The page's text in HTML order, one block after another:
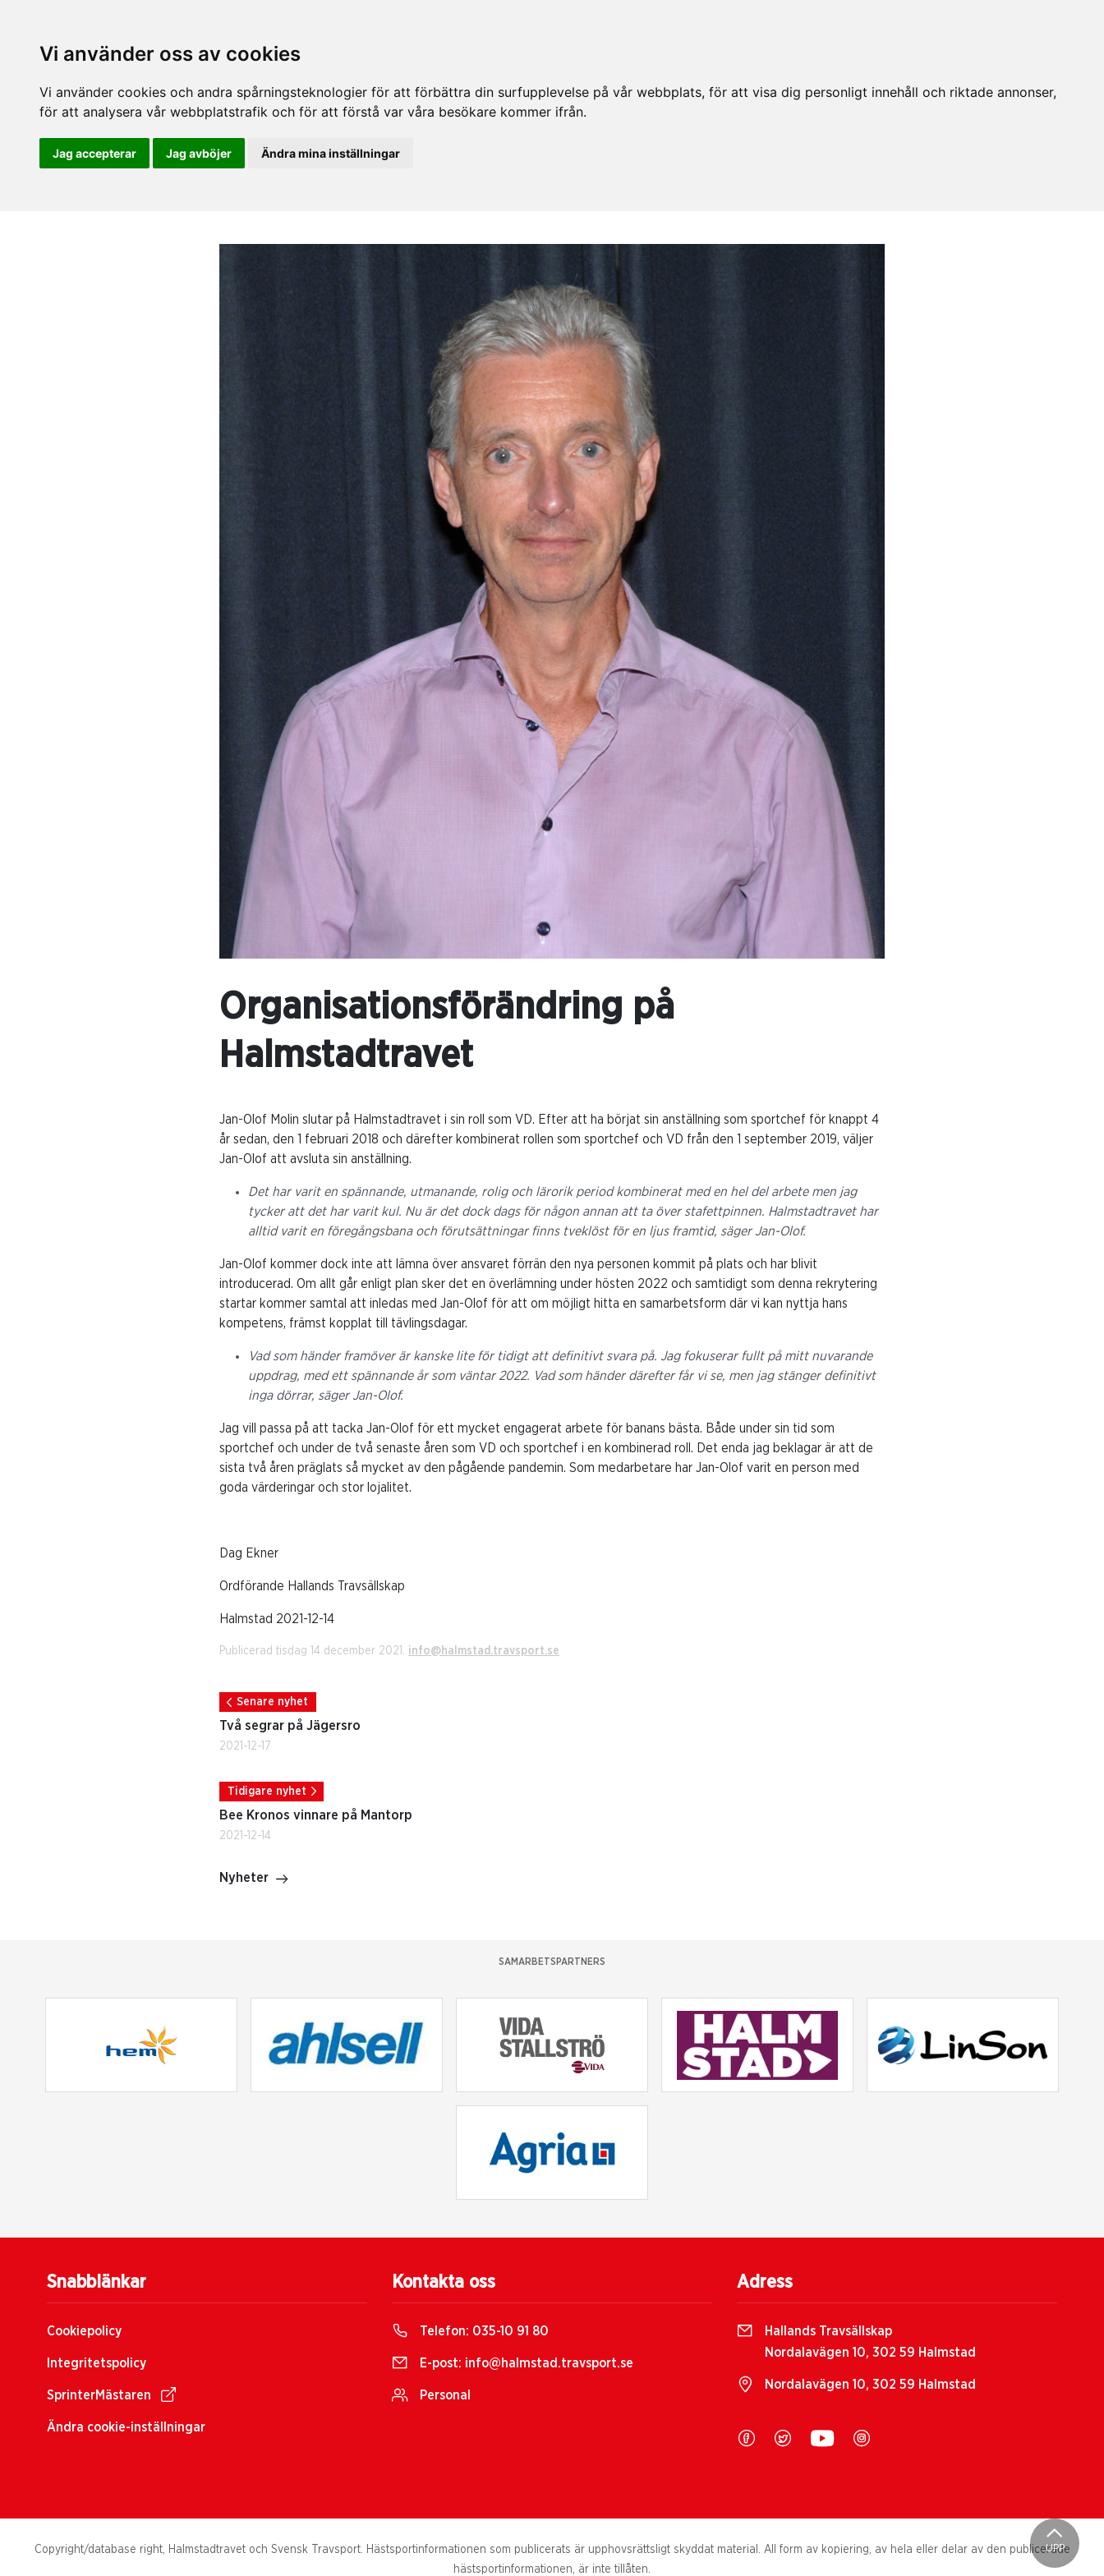
Vi använder oss av cookies
Vi använder cookies och andra spårningsteknologier för att förbättra din surfupplevelse på vår webbplats, för att visa dig personligt innehåll och riktade annonser,
för att analysera vår webbplatstrafik och för att förstå var våra besökare kommer ifrån.
Jag accepterar Jag avböjer Ändra mina inställningar
Organisationsförändring på
Halmstadtravet
Jan-Olof Molin slutar på Halmstadtravet i sin roll som VD. Efter att ha börjat sin anställning som sportchef för knappt 4
år sedan, den 1 februari 2018 och därefter kombinerat rollen som sportchef och VD från den 1 september 2019, väljer
Jan-Olof att avsluta sin anställning.
Det har varit en spännande, utmanande, rolig och lärorik period kombinerat med en hel del arbete men jag
tycker att det har varit kul. Nu är det dock dags för någon annan att ta över stafettpinnen. Halmstadtravet har
alltid varit en föregångsbana och förutsättningar finns tveklöst för en ljus framtid, säger Jan-Olof.
Jan-Olof kommer dock inte att lämna över ansvaret förrän den nya personen kommit på plats och har blivit
introducerad. Om allt går enligt plan sker det en överlämning under hösten 2022 och samtidigt som denna rekrytering
startar kommer samtal att inledas med Jan-Olof för att om möjligt hitta en samarbetsform där vi kan nyttja hans
kompetens, främst kopplat till tävlingsdagar.
Vad som händer framöver är kanske lite för tidigt att definitivt svara på. Jag fokuserar fullt på mitt nuvarande
uppdrag, med ett spännande år som väntar 2022. Vad som händer därefter får vi se, men jag stänger definitivt
inga dörrar, säger Jan-Olof.
Jag vill passa på att tacka Jan-Olof för ett mycket engagerat arbete för banans bästa. Både under sin tid som
sportchef och under de två senaste åren som VD och sportchef i en kombinerad roll. Det enda jag beklagar är att de
sista två åren präglats så mycket av den pågående pandemin. Som medarbetare har Jan-Olof varit en person med
goda värderingar och stor lojalitet.
Dag Ekner
Ordförande Hallands Travsällskap
Halmstad 2021-12-14
Publicerad tisdag 14 december 2021. info@halmstad.travsport.se
Senare nyhet
Två segrar på Jägersro
2021-12-17
Tidigare nyhet
Bee Kronos vinnare på Mantorp
2021-12-14
Nyheter
SAMARBETSPARTNERS
Snabblänkar
Cookiepolicy
Integritetspolicy
SprinterMästaren
Ändra cookie-inställningar
Kontakta oss
Telefon: 035-10 91 80
E-post: info@halmstad.travsport.se
Personal
Adress
Hallands Travsällskap
Nordalavägen 10, 302 59 Halmstad
Nordalavägen 10, 302 59 Halmstad
UPP
Copyright/database right, Halmstadtravet och Svensk Travsport. Hästsportinformationen som publicerats är upphovsrättsligt skyddat material. All form av kopiering, av hela eller delar av den publicerade
hästsportinformationen, är inte tillåten.